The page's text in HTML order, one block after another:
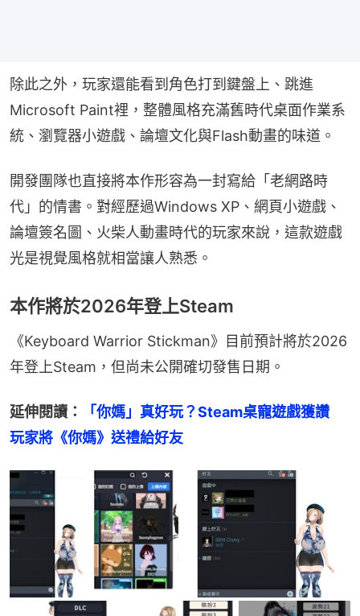
除此之外，玩家還能看到角色打到鍵盤上、跳進
Microsoft Paint裡，整體風格充滿舊時代桌面作業系
統、瀏覽器小遊戲、論壇文化與Flash動畫的味道。
開發團隊也直接將本作形容為一封寫給「老網路時
代」的情書。對經歷過Windows XP、網頁小遊戲、
論壇簽名圖、火柴人動畫時代的玩家來說，這款遊戲
光是視覺風格就相當讓人熟悉。
本作將於2026年登上Steam
《Keyboard Warrior Stickman》目前預計將於2026
年登上Steam，但尚未公開確切發售日期。
延伸閱讀：
「你媽」真好玩？Steam桌寵遊戲獲讚
玩家將《你媽》送禮給好友